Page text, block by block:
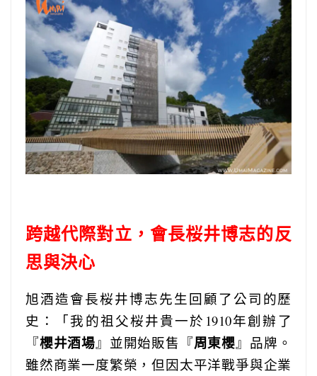
跨越代際對立，會長桜井博志的反
思與決心
旭酒造會長桜井博志先生回顧了公司的歷
史：「我的祖父桜井貴一於1910年創辦了
『櫻井酒場』並開始販售『周東櫻』品牌。
雖然商業一度繁榮，但因太平洋戰爭與企業